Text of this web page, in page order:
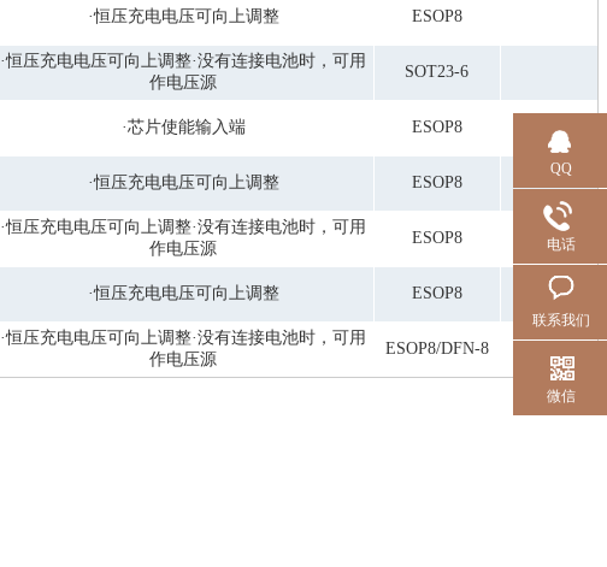
·恒压充电电压可向上调整 ESOP8
·恒压充电电压可向上调整·没有连接电池时，可用
作电压源
SOT23-6
·芯片使能输入端 ESOP8
·恒压充电电压可向上调整 ESOP8
·恒压充电电压可向上调整·没有连接电池时，可用
作电压源
ESOP8
·恒压充电电压可向上调整 ESOP8
·恒压充电电压可向上调整·没有连接电池时，可用
作电压源
ESOP8/DFN-8
QQ
电话
联系我们
微信